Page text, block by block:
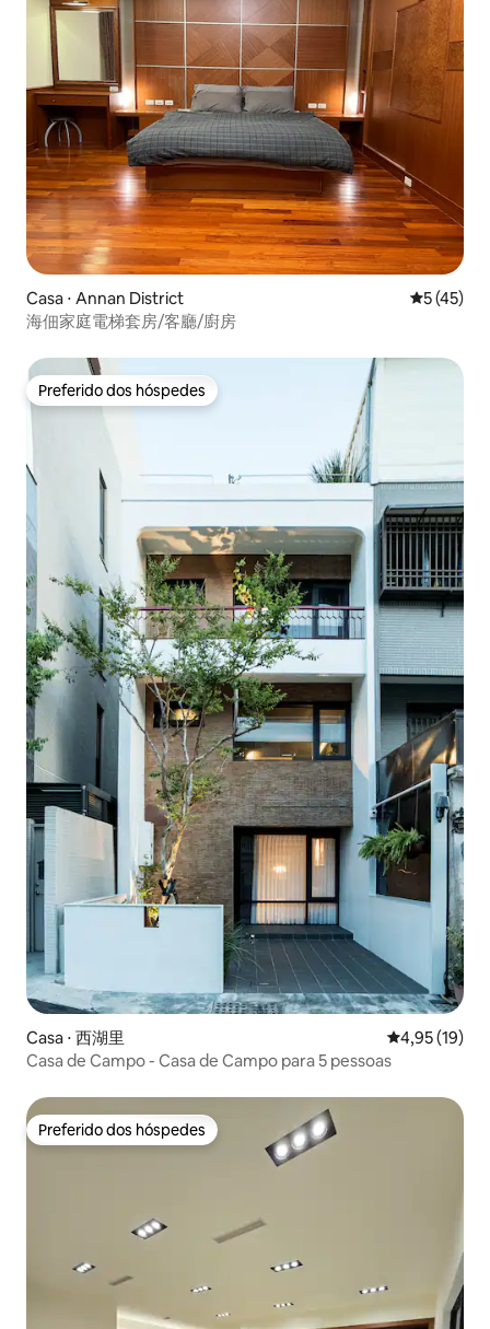
Casa ⋅ Annan District 5 de uma
5 (45)
海佃家庭電梯套房/客廳/廚房
Preferido dos hóspedes
Preferido dos hóspedes
Casa ⋅ 西湖里 4,95 de uma
4,95 (19)
Casa de Campo - Casa de Campo para 5 pessoas
Preferido dos hóspedes
Preferido dos hóspedes